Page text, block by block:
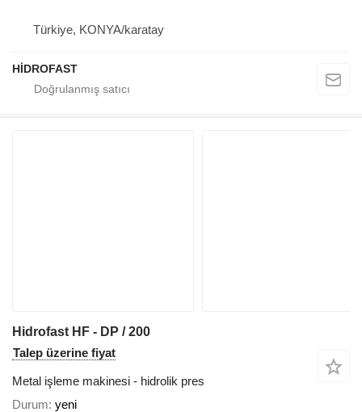
Türkiye, KONYA/karatay
HİDROFAST
Hidrofast HF - DP / 200
Talep üzerine fiyat
Metal işleme makinesi - hidrolik pres
Durum yeni